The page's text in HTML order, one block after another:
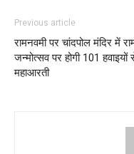
Previous article
रामनवमी पर चांदपोल मंदिर में
जन्मोत्सव पर होगी 101 हवाइयों
महाआरती